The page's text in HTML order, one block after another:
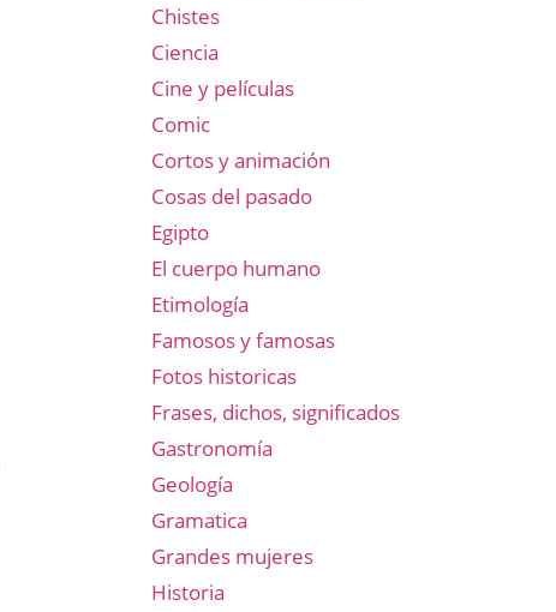
Chistes
Ciencia
Cine y películas
Comic
Cortos y animación
Cosas del pasado
Egipto
El cuerpo humano
Etimología
Famosos y famosas
Fotos historicas
Frases, dichos, significados
Gastronomía
Geología
Gramatica
Grandes mujeres
Historia